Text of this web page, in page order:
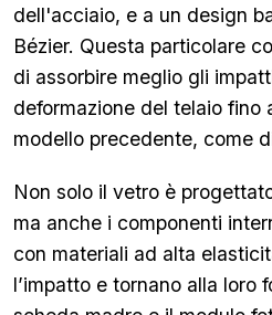
dell'acciaio, e a un design
Bézier. Questa particolare
di assorbire meglio gli
deformazione del telaio fino
modello precedente, come
Non solo il vetro è
ma anche i componenti
con materiali ad alta
l’impatto e tornano alla loro